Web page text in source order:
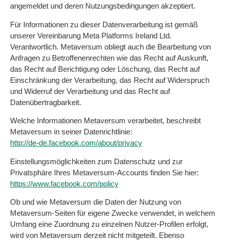
angemeldet und deren Nutzungsbedingungen akzeptiert.
Für Informationen zu dieser Datenverarbeitung ist gemäß
unserer Vereinbarung Meta Platforms Ireland Ltd.
Verantwortlich. Metaversum obliegt auch die Bearbeitung von
Anfragen zu Betroffenenrechten wie das Recht auf Auskunft,
das Recht auf Berichtigung oder Löschung, das Recht auf
Einschränkung der Verarbeitung, das Recht auf Widerspruch
und Widerruf der Verarbeitung und das Recht auf
Datenübertragbarkeit.
Welche Informationen Metaversum verarbeitet, beschreibt
Metaversum in seiner Datenrichtlinie:
http://de-de.facebook.com/about/privacy
Einstellungsmöglichkeiten zum Datenschutz und zur
Privatsphäre Ihres Metaversum-Accounts finden Sie hier:
https://www.facebook.com/policy
Ob und wie Metaversum die Daten der Nutzung von
Metaversum-Seiten für eigene Zwecke verwendet, in welchem
Umfang eine Zuordnung zu einzelnen Nutzer-Profilen erfolgt,
wird von Metaversum derzeit nicht mitgeteilt. Ebenso